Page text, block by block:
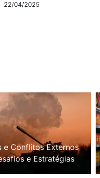
22/04/2025
e Conflitos Externos
e Estratégias